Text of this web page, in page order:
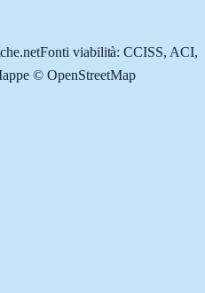
Fonti viabilità: CCISS, ACI,
© OpenStreetMap